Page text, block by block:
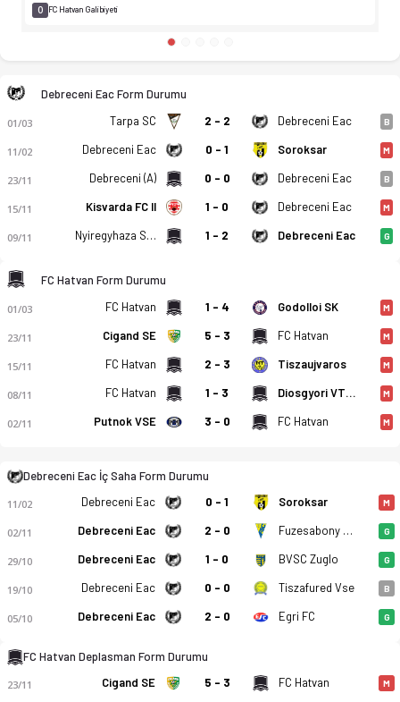
Debreceni Eac - FC Hatvan 3-1 bitti. Gol anları, kadro,
0 FC Hatvan Galibiyeti
Debreceni Eac Form Durumu
01/03 Tarpa SC 2 - 2 Debreceni Eac B
11/02 Debreceni Eac 0 - 1 Soroksar M
23/11 Debreceni (A) 0 - 0 Debreceni Eac B
15/11 Kisvarda FC II 1 - 0 Debreceni Eac M
09/11 Nyiregyhaza Spartacus FC II 1 - 2 Debreceni Eac G
FC Hatvan Form Durumu
01/03 FC Hatvan 1 - 4 Godolloi SK M
23/11 Cigand SE 5 - 3 FC Hatvan M
15/11 FC Hatvan 2 - 3 Tiszaujvaros M
08/11 FC Hatvan 1 - 3 Diosgyori VTK II M
02/11 Putnok VSE 3 - 0 FC Hatvan M
Debreceni Eac İç Saha Form Durumu
11/02 Debreceni Eac 0 - 1 Soroksar M
02/11 Debreceni Eac 2 - 0 Fuzesabony SC Eross Ut G
29/10 Debreceni Eac 1 - 0 BVSC Zuglo G
19/10 Debreceni Eac 0 - 0 Tiszafured Vse B
05/10 Debreceni Eac 2 - 0 Egri FC G
FC Hatvan Deplasman Form Durumu
23/11 Cigand SE 5 - 3 FC Hatvan M